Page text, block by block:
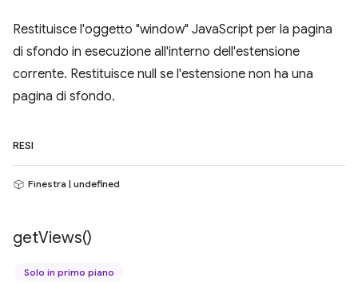
Restituisce l'oggetto "window" JavaScript per la pagina
di sfondo in esecuzione all'interno dell'estensione
corrente. Restituisce null se l'estensione non ha una
pagina di sfondo.
RESI
Finestra | undefined
getViews()
Solo in primo piano